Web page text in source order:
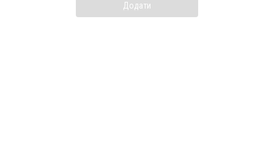
Додати